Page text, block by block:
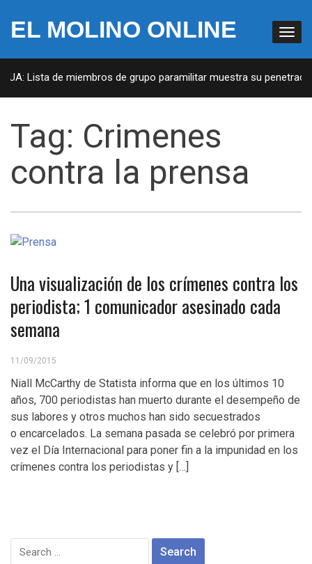
EL MOLINO ONLINE
Lista de miembros de grupo paramilitar muestra su
Tag: Crimenes
contra la prensa
Una visualización de los crímenes contra los
periodista; 1 comunicador asesinado cada
semana
11/09/2015
Niall McCarthy de Statista informa que en los últimos 10
años, 700 periodistas han muerto durante el desempeño de
sus labores y otros muchos han sido secuestrados
o encarcelados. La semana pasada se celebró por primera
vez el Día Internacional para poner fin a la impunidad en los
crímenes contra los periodistas y […]
Search